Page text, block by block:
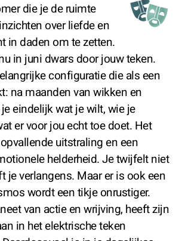
die je de ruimte
over liefde en
in daden om te zetten.
in juni dwars door jouw teken.
configuratie die als een
na maanden van wikken en
eindelijk wat je wilt, wie je
er voor jou echt toe doet. Het
uitstraling en een
helderheid. Je twijfelt niet
je verlangens. Maar er is ook een
wordt een tikje onrustiger.
van actie en wrijving, heeft zijn
in het elektrische teken